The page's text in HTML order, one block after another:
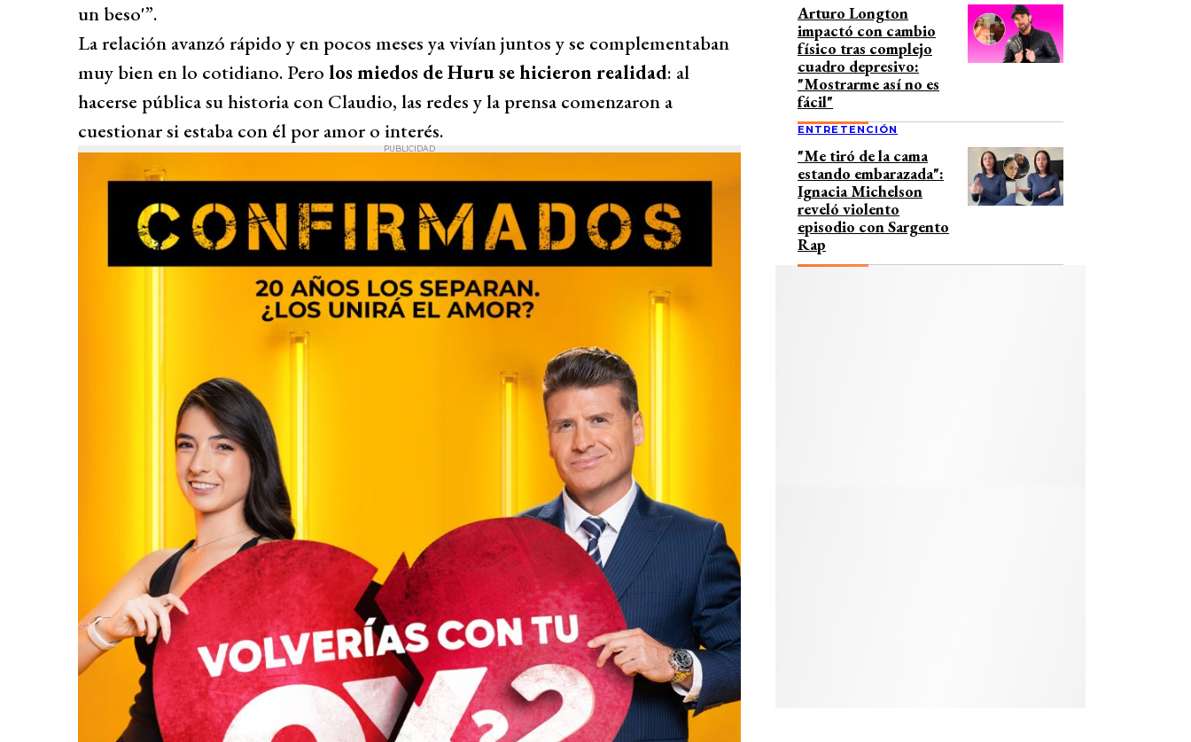
un beso'”.
La relación avanzó rápido y en pocos meses ya vivían juntos y se complementaban
muy bien en lo cotidiano. Pero los miedos de Huru se hicieron realidad: al
hacerse pública su historia con Claudio, las redes y la prensa comenzaron a
cuestionar si estaba con él por amor o interés.
PUBLICIDAD
Arturo Longton
impactó con cambio
físico tras complejo
cuadro depresivo:
"Mostrarme así no es
fácil"
ENTRETENCIÓN
"Me tiró de la cama
estando embarazada":
Ignacia Michelson
reveló violento
episodio con Sargento
Rap